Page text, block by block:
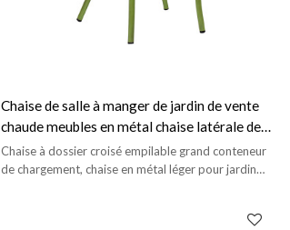
Chaise de salle à manger de jardin de vente
chaude meubles en métal chaise latérale de
patio de conception de dos croisé classique
Chaise à dossier croisé empilable grand conteneur
de chargement, chaise en métal léger pour jardin